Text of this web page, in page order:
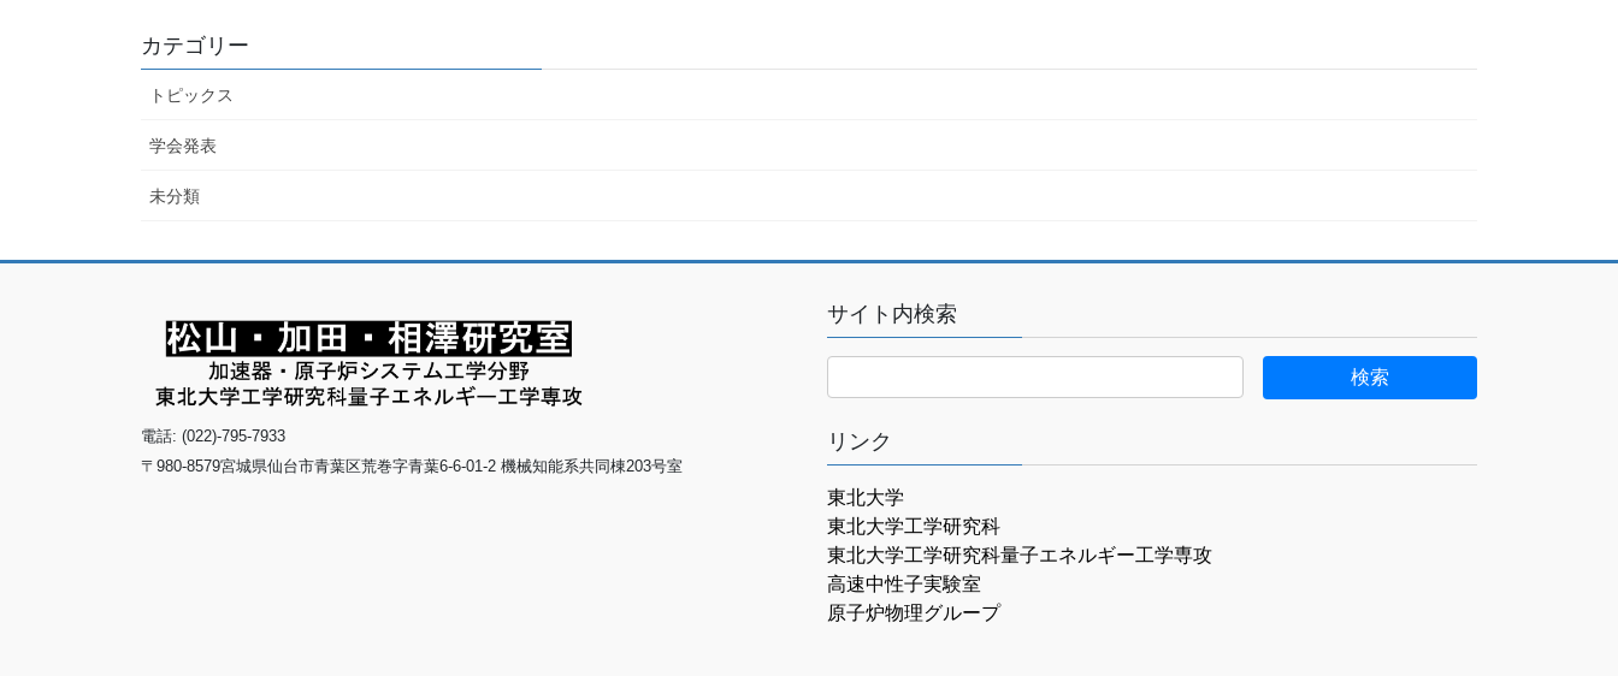
カテゴリー
トピックス
学会発表
未分類
電話: (022)-795-7933
〒980-8579宮城県仙台市青葉区荒巻字青葉6-6-01-2 機械知能系共同棟203号室
サイト内検索
リンク
東北大学
東北大学工学研究科
東北大学工学研究科量子エネルギー工学専攻
高速中性子実験室
原子炉物理グループ